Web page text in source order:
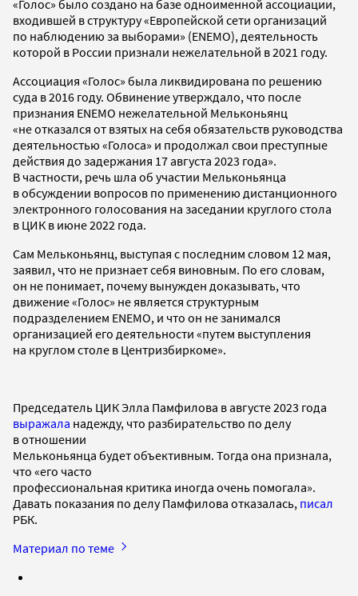
«Голос» было создано на базе одноименной ассоциации,
входившей в структуру «Европейской сети организаций
по наблюдению за выборами» (ENEMO), деятельность
которой в России признали нежелательной в 2021 году.
Ассоциация «Голос» была ликвидирована по решению
суда в 2016 году. Обвинение утверждало, что после
признания ENEMO нежелательной Мельконьянц
«не отказался от взятых на себя обязательств руководства
деятельностью «Голоса» и продолжал свои преступные
действия до задержания 17 августа 2023 года».
В частности, речь шла об участии Мельконьянца
в обсуждении вопросов по применению дистанционного
электронного голосования на заседании круглого стола
в ЦИК в июне 2022 года.
Сам Мельконьянц, выступая с последним словом 12 мая,
заявил, что не признает себя виновным. По его словам,
он не понимает, почему вынужден доказывать, что
движение «Голос» не является структурным
подразделением ENEMO, и что он не занимался
организацией его деятельности «путем выступления
на круглом столе в Центризбиркоме».
Председатель ЦИК Элла Памфилова в августе 2023 года
выражала надежду, что разбирательство по делу
в отношении
Мельконьянца будет объективным. Тогда она признала,
что «его часто
профессиональная критика иногда очень помогала».
Давать показания по делу Памфилова отказалась, писал
РБК.
Материал по теме